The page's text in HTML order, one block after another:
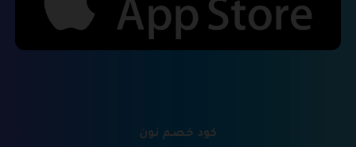
كود خصم نون